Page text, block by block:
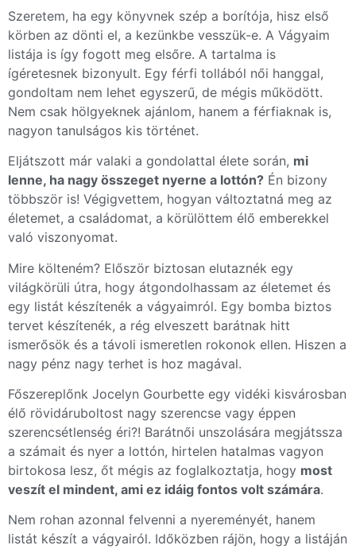
Szeretem, ha egy könyvnek szép a borítója, hisz első
körben az dönti el, a kezünkbe vesszük-e. A Vágyaim
listája is így fogott meg elsőre. A tartalma is
ígéretesnek bizonyult. Egy férfi tollából női hanggal,
gondoltam nem lehet egyszerű, de mégis működött.
Nem csak hölgyeknek ajánlom, hanem a férfiaknak is,
nagyon tanulságos kis történet.
Eljátszott már valaki a gondolattal élete során, mi
lenne, ha nagy összeget nyerne a lottón? Én bizony
többször is! Végigvettem, hogyan változtatná meg az
életemet, a családomat, a körülöttem élő emberekkel
való viszonyomat.
Mire költeném? Először biztosan elutaznék egy
világkörüli útra, hogy átgondolhassam az életemet és
egy listát készítenék a vágyaimról. Egy bomba biztos
tervet készítenék, a rég elveszett barátnak hitt
ismerősök és a távoli ismeretlen rokonok ellen. Hiszen a
nagy pénz nagy terhet is hoz magával.
Főszereplőnk Jocelyn Gourbette egy vidéki kisvárosban
élő rövidáruboltost nagy szerencse vagy éppen
szerencsétlenség éri?! Barátnői unszolására megjátssza
a számait és nyer a lottón, hirtelen hatalmas vagyon
birtokosa lesz, őt mégis az foglalkoztatja, hogy most
veszít el mindent, ami ez idáig fontos volt számára.
Nem rohan azonnal felvenni a nyereményét, hanem
listát készít a vágyairól. Időközben rájön, hogy a listáján